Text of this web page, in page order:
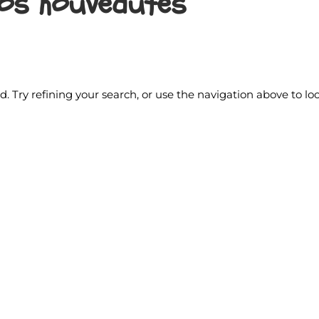
Try refining your search, or use the navigation above to